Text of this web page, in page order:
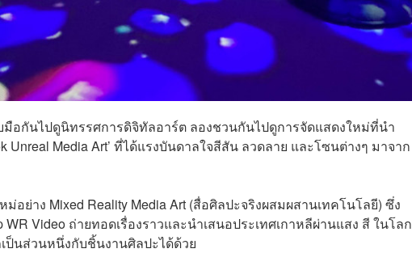
อกันไปดูนิทรรศการดิจิทัลอาร์ต ลองชวนกันไปดูการจัดแสดงใหม่ที่นำ
Unreal Media Art’ ที่ได้แรงบันดาลใจสีสัน ลวดลาย และโซนต่างๆ มาจาก
อย่าง Mixed Reality Media Art (สื่อศิลปะจริงผสมผสานเทคโนโลยี) ซึ่ง
Video ถ่ายทอดเรื่องราวและนำเสนอประเทศเกาหลีผ่านแสง สี ในโลก
ป็นส่วนหนึ่งกับชิ้นงานศิลปะได้ด้วย